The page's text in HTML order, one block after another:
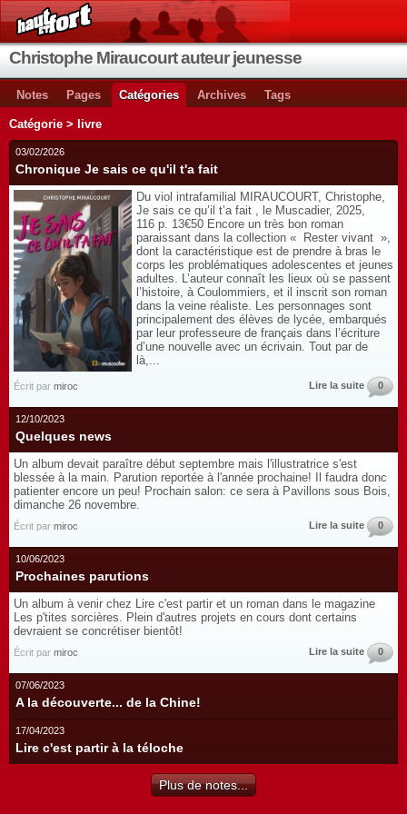
Christophe Miraucourt auteur jeunesse
Notes Pages Catégories Archives Tags
Catégorie > livre
03/02/2026
Chronique Je sais ce qu'il t'a fait
Du viol intrafamilial MIRAUCOURT, Christophe,
Je sais ce qu’il t’a fait , le Muscadier, 2025,
116 p. 13€50 Encore un très bon roman
paraissant dans la collection « Rester vivant »,
dont la caractéristique est de prendre à bras le
corps les problématiques adolescentes et jeunes
adultes. L’auteur connaît les lieux où se passent
l’histoire, à Coulommiers, et il inscrit son roman
dans la veine réaliste. Les personnages sont
principalement des élèves de lycée, embarqués
par leur professeure de français dans l’écriture
d’une nouvelle avec un écrivain. Tout par de
là,...
Écrit par miroc Lire la suite 0
12/10/2023
Quelques news
Un album devait paraître début septembre mais l'illustratrice s'est
blessée à la main. Parution reportée à l'année prochaine! Il faudra donc
patienter encore un peu! Prochain salon: ce sera à Pavillons sous Bois,
dimanche 26 novembre.
Écrit par miroc Lire la suite 0
10/06/2023
Prochaines parutions
Un album à venir chez Lire c'est partir et un roman dans le magazine
Les p'tites sorcières. Plein d'autres projets en cours dont certains
devraient se concrétiser bientôt!
Écrit par miroc Lire la suite 0
07/06/2023
A la découverte... de la Chine!
17/04/2023
Lire c'est partir à la téloche
Plus de notes...